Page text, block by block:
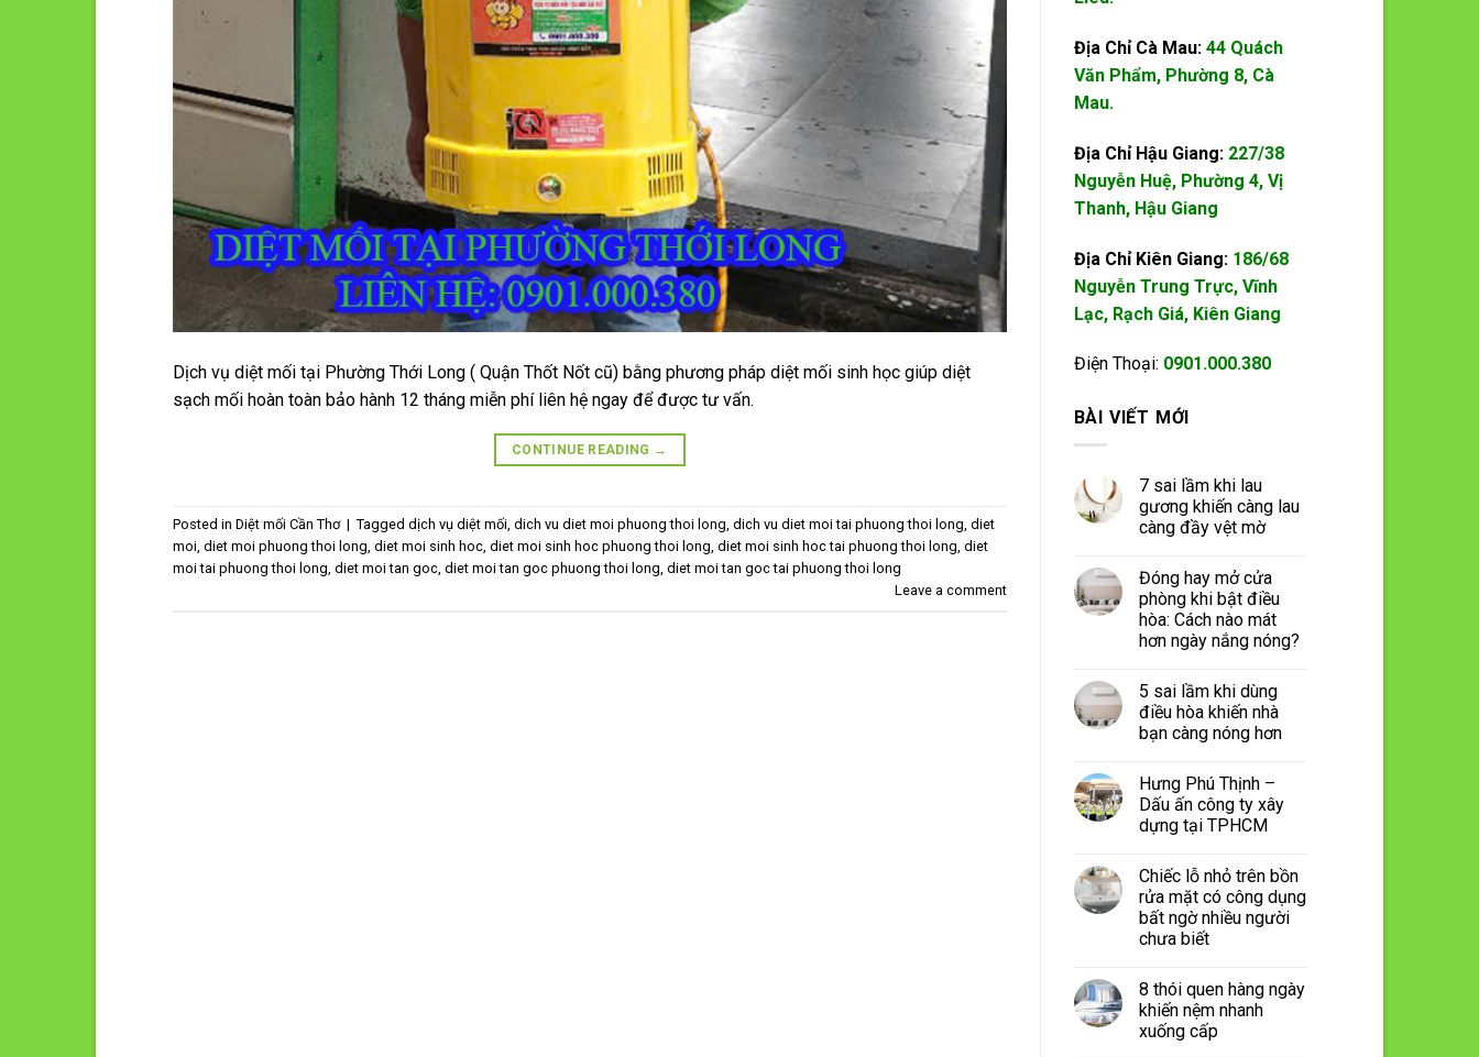
Dịch vụ diệt mối tại Phường Thới Long ( Quận Thốt Nốt cũ) bằng phương pháp diệt mối sinh học giúp diệt
sạch mối hoàn toàn bảo hành 12 tháng miễn phí liên hệ ngay để được tư vấn.
CONTINUE READING →
Posted in Diệt mối Cần Thơ | Tagged dịch vụ diệt mối, dich vu diet moi phuong thoi long, dich vu diet moi tai phuong thoi long, diet
moi, diet moi phuong thoi long, diet moi sinh hoc, diet moi sinh hoc phuong thoi long, diet moi sinh hoc tai phuong thoi long, diet
moi tai phuong thoi long, diet moi tan goc, diet moi tan goc phuong thoi long, diet moi tan goc tai phuong thoi long
Leave a comment
Địa Chỉ Cà Mau: 44 Quách
Văn Phẩm, Phường 8, Cà
Mau.
Địa Chỉ Hậu Giang: 227/38
Nguyễn Huệ, Phường 4, Vị
Thanh, Hậu Giang
Địa Chỉ Kiên Giang: 186/68
Nguyễn Trung Trực, Vĩnh
Lạc, Rạch Giá, Kiên Giang
Điện Thoại: 0901.000.380
BÀI VIẾT MỚI
7 sai lầm khi lau
gương khiến càng lau
càng đầy vệt mờ
Đóng hay mở cửa
phòng khi bật điều
hòa: Cách nào mát
hơn ngày nắng nóng?
5 sai lầm khi dùng
điều hòa khiến nhà
bạn càng nóng hơn
Hưng Phú Thịnh –
Dấu ấn công ty xây
dựng tại TPHCM
Chiếc lỗ nhỏ trên bồn
rửa mặt có công dụng
bất ngờ nhiều người
chưa biết
8 thói quen hàng ngày
khiến nệm nhanh
xuống cấp